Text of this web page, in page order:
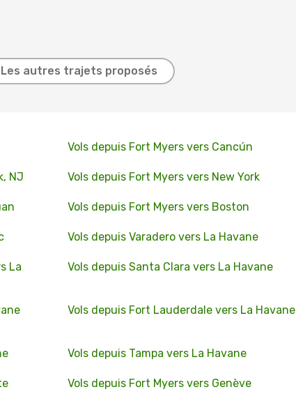
Les autres trajets proposés
Vols depuis Fort Myers vers Cancún
NJ Vols depuis Fort Myers vers New York
Vols depuis Fort Myers vers Boston
Vols depuis Varadero vers La Havane
La
Vols depuis Santa Clara vers La Havane
Vols depuis Fort Lauderdale vers La Havane
Vols depuis Tampa vers La Havane
Vols depuis Fort Myers vers Genève